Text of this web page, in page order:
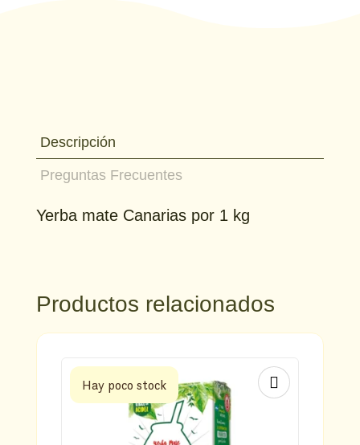
Descripción
Preguntas Frecuentes
Yerba mate Canarias por 1 kg
Productos relacionados
Hay poco stock